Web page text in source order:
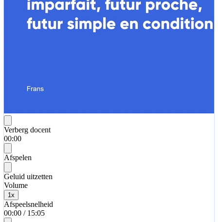
Verberg docent
00:00
Afspelen
Geluid uitzetten
Volume
1x
Afspeelsnelheid
00:00 / 15:05